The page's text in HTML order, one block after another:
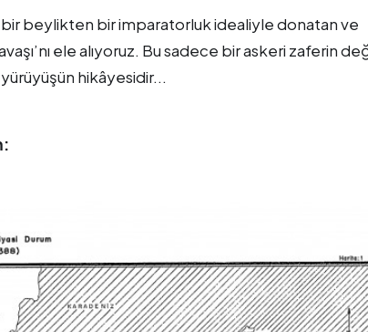
bir beylikten bir imparatorluk idealiyle donatan ve
ele alıyoruz. Bu sadece bir askeri zaferin
yürüyüşün hikâyesidir...